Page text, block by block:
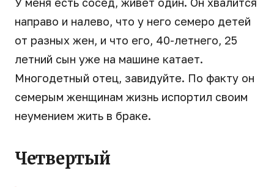
направо и налево, что у него семеро детей
от разных жен, и что его, 40-летнего, 25
летний сын уже на машине катает.
Многодетный отец, завидуйте. По факту он
семерым женщинам жизнь испортил своим
неумением жить в браке.
Четвертый